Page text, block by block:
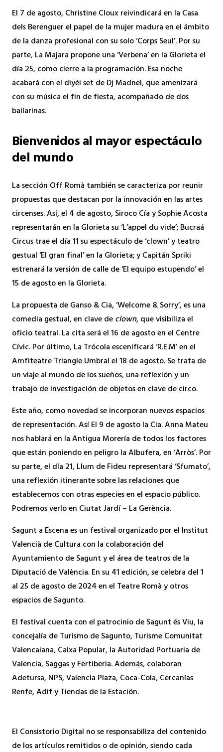
El 7 de agosto, Christine Cloux reivindicará en la Casa
dels Berenguer el papel de la mujer madura en el ámbito
de la danza profesional con su solo ‘Corps Seul’. Por su
parte, La Majara propone una ‘Verbena’ en la Glorieta el
día 25, como cierre a la programación. Esa noche
acabará con el diyéi set de Dj Madnel, que amenizará
con su música el fin de fiesta, acompañado de dos
bailarinas.
Bienvenidos al mayor espectáculo
del mundo
La sección Off Romà también se caracteriza por reunir
propuestas que destacan por la innovación en las artes
circenses. Así, el 4 de agosto, Siroco Cía y Sophie Acosta
representarán en la Glorieta su ‘L’appel du vide’; Bucraá
Circus trae el día 11 su espectáculo de ‘clown’ y teatro
gestual ‘El gran final’ en la Glorieta; y Capitán Spriki
estrenará la versión de calle de ‘El equipo estupendo’ el
15 de agosto en la Glorieta.
La propuesta de Ganso & Cia, ‘Welcome & Sorry’, es una
comedia gestual, en clave declown, que visibiliza el
oficio teatral. La cita será el 16 de agosto en el Centre
Cívic. Por último, La Trócola escenificará ‘R.E.M’ en el
Amfiteatre Triangle Umbral el 18 de agosto. Se trata de
un viaje al mundo de los sueños, una reflexión y un
trabajo de investigación de objetos en clave de circo.
Este año, como novedad se incorporan nuevos espacios
de representación. Así El 9 de agosto la Cia. Anna Mateu
nos hablará en la Antigua Morería de todos los factores
que están poniendo en peligro la Albufera, en ‘Arròs’. Por
su parte, el día 21, Llum de Fideu representará ‘Sfumato’,
una reflexión itinerante sobre las relaciones que
establecemos con otras especies en el espacio público.
Podremos verlo en Ciutat Jardí – La Gerència.
Sagunt a Escena es un festival organizado por el Institut
Valencià de Cultura con la colaboración del
Ayuntamiento de Sagunt y el área de teatros de la
Diputació de València. En su 41 edición, se celebra del 1
al 25 de agosto de 2024 en el Teatre Romà y otros
espacios de Sagunto.
El festival cuenta con el patrocinio de Sagunt és Viu, la
concejalía de Turismo de Sagunto, Turisme Comunitat
Valencaiana, Caixa Popular, la Autoridad Portuaria de
Valencia, Saggas y Fertiberia. Además, colaboran
Adetursa, NPS, Valencia Plaza, Coca-Cola, Cercanías
Renfe, Adif y Tiendas de la Estación.
El Consistorio Digital no se responsabiliza del contenido
de los artículos remitidos o de opinión, siendo cada